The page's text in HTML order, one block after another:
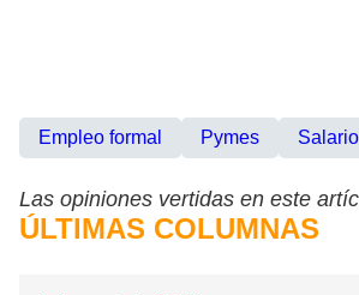
Empleo formal Pymes
Las opiniones vertidas en este
ÚLTIMAS COLUMNAS